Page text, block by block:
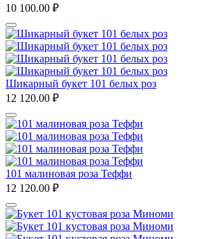
10 100.00 ₽
Шикарный букет 101 белых роз
12 120.00 ₽
101 малиновая роза Теффи
12 120.00 ₽